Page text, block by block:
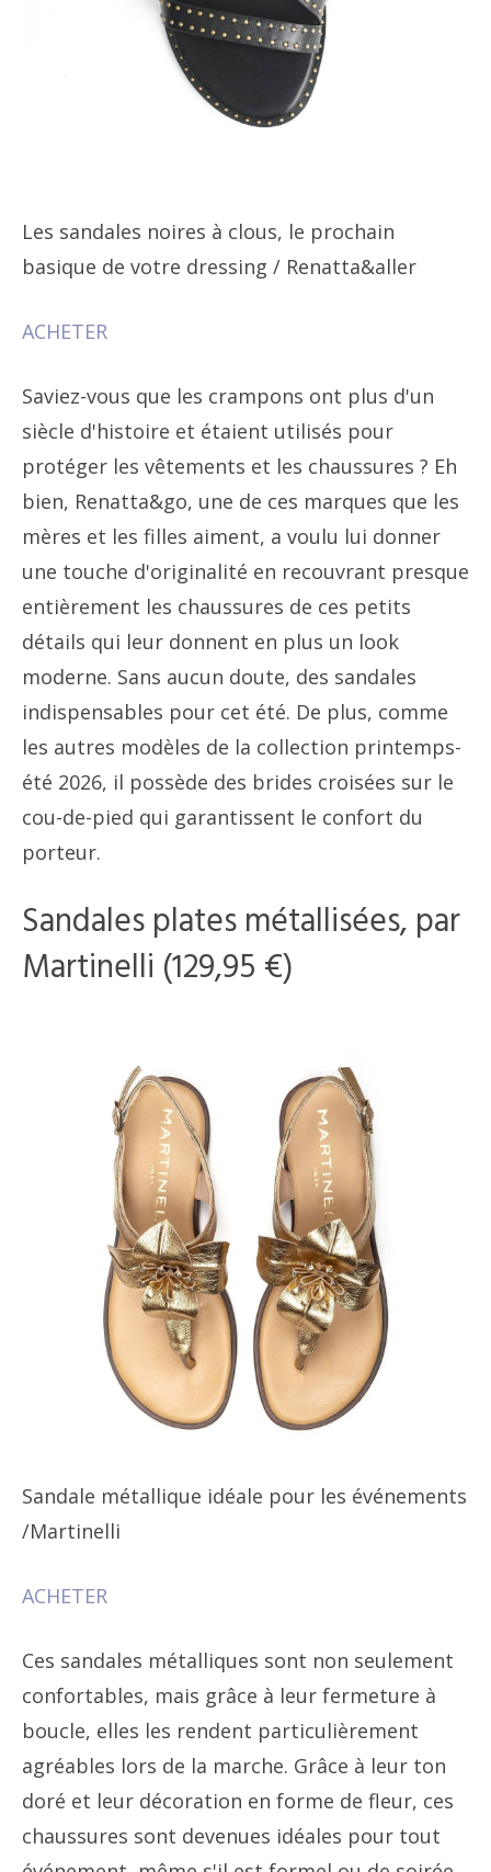
Les sandales noires à clous, le prochain
basique de votre dressing / Renatta&aller
ACHETER
Saviez-vous que les crampons ont plus d'un
siècle d'histoire et étaient utilisés pour
protéger les vêtements et les chaussures ? Eh
bien, Renatta&go, une de ces marques que les
mères et les filles aiment, a voulu lui donner
une touche d'originalité en recouvrant presque
entièrement les chaussures de ces petits
détails qui leur donnent en plus un look
moderne. Sans aucun doute, des sandales
indispensables pour cet été. De plus, comme
les autres modèles de la collection printemps-
été 2026, il possède des brides croisées sur le
cou-de-pied qui garantissent le confort du
porteur.
Sandales plates métallisées, par
Martinelli (129,95 €)
Sandale métallique idéale pour les événements
/Martinelli
ACHETER
Ces sandales métalliques sont non seulement
confortables, mais grâce à leur fermeture à
boucle, elles les rendent particulièrement
agréables lors de la marche. Grâce à leur ton
doré et leur décoration en forme de fleur, ces
chaussures sont devenues idéales pour tout